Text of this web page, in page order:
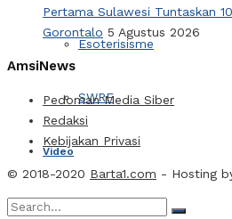
Esoterisisme
SWRF
Video
Webtorial
Pertama Sulawesi Tuntaskan
Gorontalo 5 Agustus 2026
AmsiNews
Pedoman Media Siber
Redaksi
Kebijakan Privasi
© 2018-2020 Barta1.com - Hosting